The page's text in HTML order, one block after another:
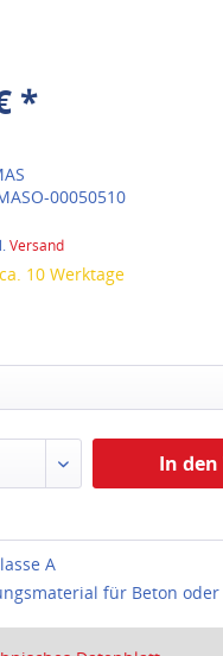
*
00050510
Versand
10 Werktage
In
A
für Beton oder